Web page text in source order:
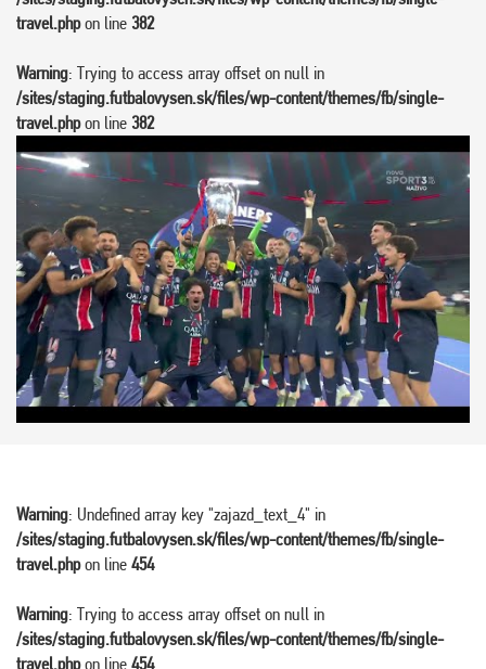
travel.phpon line 382
Warning: Trying to access array offset on null in
/sites/staging.futbalovysen.sk/files/wp-content/themes/fb/single-
travel.phpon line 382
Warning: Undefined array key "zajazd_text_4" in
/sites/staging.futbalovysen.sk/files/wp-content/themes/fb/single-
travel.phpon line 454
Warning: Trying to access array offset on null in
/sites/staging.futbalovysen.sk/files/wp-content/themes/fb/single-
travel.phpon line 454